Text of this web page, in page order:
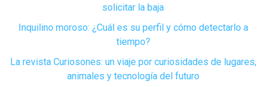
solicitar la baja
Inquilino moroso: ¿Cuál es su perfil y cómo detectarlo a
tiempo?
La revista Curiosones: un viaje por curiosidades de lugares,
animales y tecnología del futuro